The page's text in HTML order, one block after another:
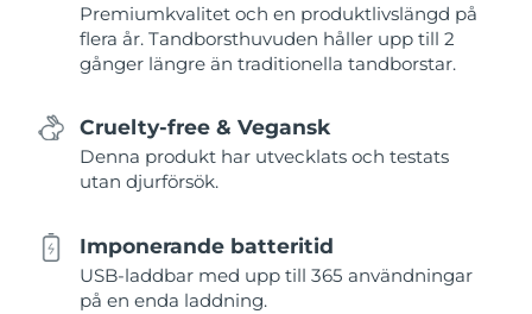
Premiumkvalitet och en produktlivslängd på
flera år. Tandborsthuvuden håller upp till 2
gånger längre än traditionella tandborstar.
Cruelty-free & Vegansk
Denna produkt har utvecklats och testats
utan djurförsök.
Imponerande batteritid
USB-laddbar med upp till 365 användningar
på en enda laddning.